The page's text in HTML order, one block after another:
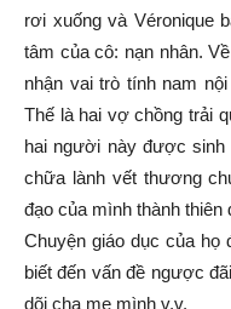
rơi xuống và Véronique
tâm của cô: nạn nhân.
nhận vai trò tính nam
Thế là hai vợ chồng trải
hai người này được sinh
chữa lành vết thương
đạo của mình thành thiên
Chuyện giáo dục của họ
biết đến vấn đề ngược
dõi cha mẹ mình v.v.